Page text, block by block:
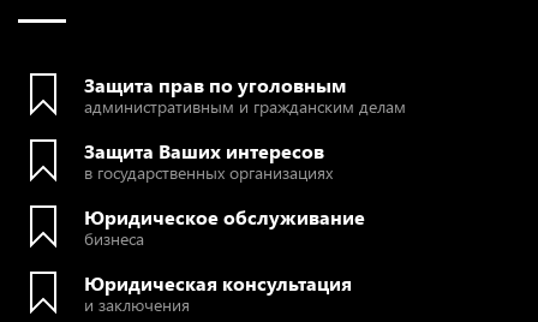
Защита прав по уголовным
административным и гражданским делам
Защита Ваших интересов
в государственных организациях
Юридическое обслуживание
бизнеса
Юридическая консультация
и заключения